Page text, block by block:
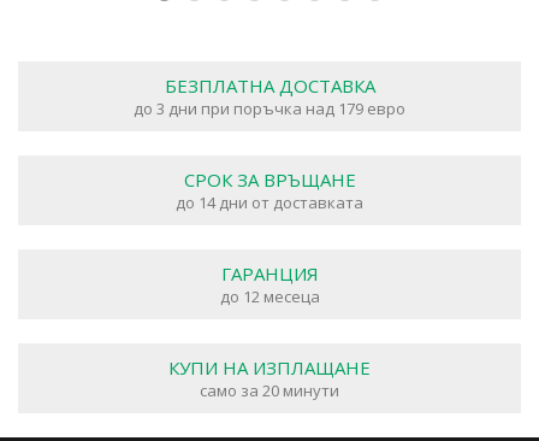
БЕЗПЛАТНА ДОСТАВКА
до 3 дни при поръчка над 179 евро
СРОК ЗА ВРЪЩАНЕ
до 14 дни от доставката
ГАРАНЦИЯ
до 12 месеца
КУПИ НА ИЗПЛАЩАНЕ
само за 20 минути